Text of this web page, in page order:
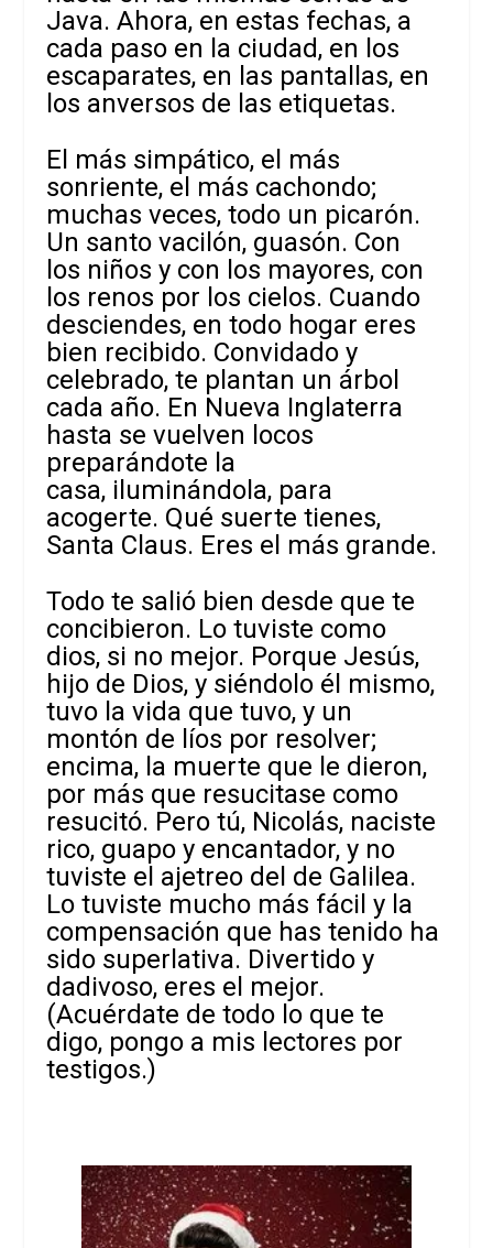
Java. Ahora, en estas fechas, a
cada paso en la ciudad, en los
escaparates, en las pantallas, en
los anversos de las etiquetas.
El más simpático, el más
sonriente, el más cachondo;
muchas veces, todo un picarón.
Un santo vacilón, guasón. Con
los niños y con los mayores, con
los renos por los cielos. Cuando
desciendes, en todo hogar eres
bien recibido. Convidado y
celebrado, te plantan un árbol
cada año. En Nueva Inglaterra
hasta se vuelven locos
preparándote la
casa, iluminándola, para
acogerte. Qué suerte tienes,
Santa Claus. Eres el más grande.
Todo te salió bien desde que te
concibieron. Lo tuviste como
dios, si no mejor. Porque Jesús,
hijo de Dios, y siéndolo él mismo,
tuvo la vida que tuvo, y un
montón de líos por resolver;
encima, la muerte que le dieron,
por más que resucitase como
resucitó. Pero tú, Nicolás, naciste
rico, guapo y encantador, y no
tuviste el ajetreo del de Galilea.
Lo tuviste mucho más fácil y la
compensación que has tenido ha
sido superlativa. Divertido y
dadivoso, eres el mejor.
(Acuérdate de todo lo que te
digo, pongo a mis lectores por
testigos.)